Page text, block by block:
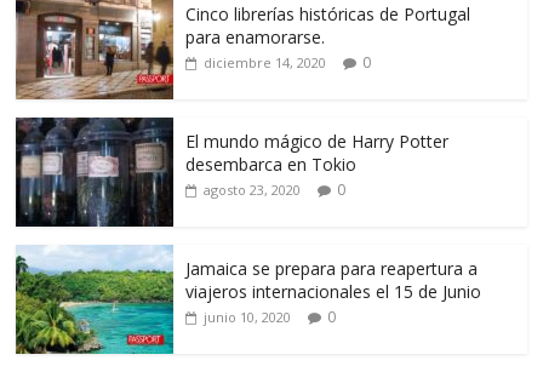
Cinco librerías históricas de Portugal
para enamorarse.
diciembre 14, 2020 0
El mundo mágico de Harry Potter
desembarca en Tokio
agosto 23, 2020 0
Jamaica se prepara para reapertura a
viajeros internacionales el 15 de Junio
junio 10, 2020 0